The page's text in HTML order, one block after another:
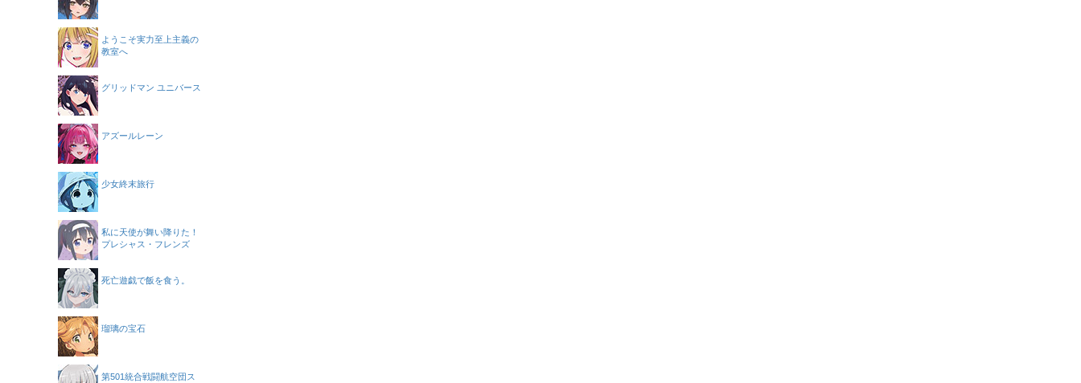
ようこそ実力至上主義の
教室へ
グリッドマン ユニバース
アズールレーン
少女終末旅行
私に天使が舞い降りた！
プレシャス・フレンズ
死亡遊戯で飯を食う。
瑠璃の宝石
第501統合戦闘航空団ス